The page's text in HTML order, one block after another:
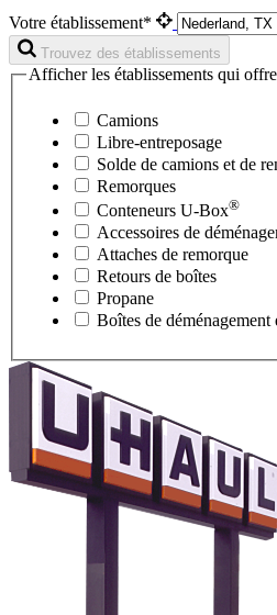
Votre établissement*
Trouvez des établissements
Afficher les établissements qui
Camions
Libre-entreposage
Solde de camions et de
Remorques
Conteneurs U-Box®
Accessoires de
Attaches de remorque
Retours de boîtes
Propane
Boîtes de déménagement